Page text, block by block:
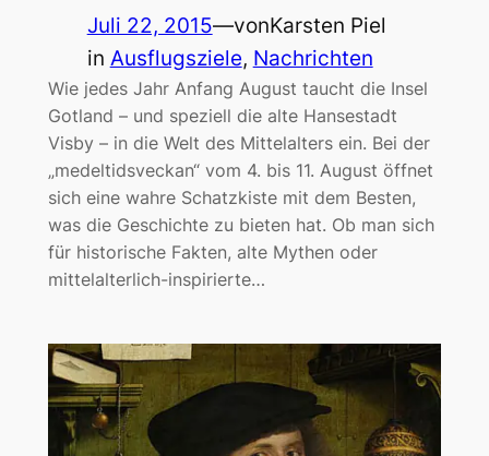
Juli 22, 2015—vonKarsten Piel
in Ausflugsziele, Nachrichten
Wie jedes Jahr Anfang August taucht die Insel
Gotland – und speziell die alte Hansestadt
Visby – in die Welt des Mittelalters ein. Bei der
„medeltidsveckan“ vom 4. bis 11. August öffnet
sich eine wahre Schatzkiste mit dem Besten,
was die Geschichte zu bieten hat. Ob man sich
für historische Fakten, alte Mythen oder
mittelalterlich-inspirierte…